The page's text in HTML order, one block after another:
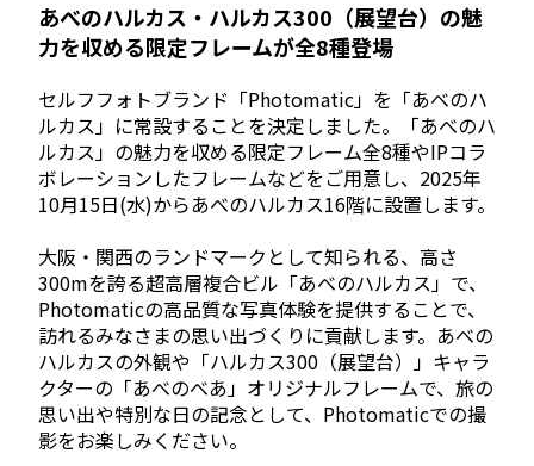
あべのハルカス・ハルカス300（展望台）の魅
力を収める限定フレームが全8種登場
セルフフォトブランド「Photomatic」を「あべのハ
ルカス」に常設することを決定しました。「あべのハ
ルカス」の魅力を収める限定フレーム全8種やIPコラ
ボレーションしたフレームなどをご用意し、2025年
10月15日(水)からあべのハルカス16階に設置します。
大阪・関西のランドマークとして知られる、高さ
300mを誇る超高層複合ビル「あべのハルカス」で、
Photomaticの高品質な写真体験を提供することで、
訪れるみなさまの思い出づくりに貢献します。あべの
ハルカスの外観や「ハルカス300（展望台）」キャラ
クターの「あべのべあ」オリジナルフレームで、旅の
思い出や特別な日の記念として、Photomaticでの撮
影をお楽しみください。